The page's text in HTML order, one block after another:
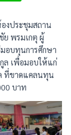
งประชุมสถาน
ย พรมเกตุ ผู้
อบทุนการศึกษา
ล เพื่อมอบให้แก่
ด ที่ขาดแคลนทุน
บาท